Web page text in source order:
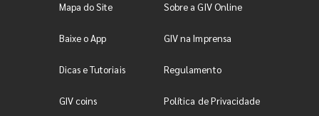
Mapa do Site Sobre a GIV Online
Baixe o App GIV na Imprensa
Dicas e Tutoriais Regulamento
GIV coins Política de Privacidade